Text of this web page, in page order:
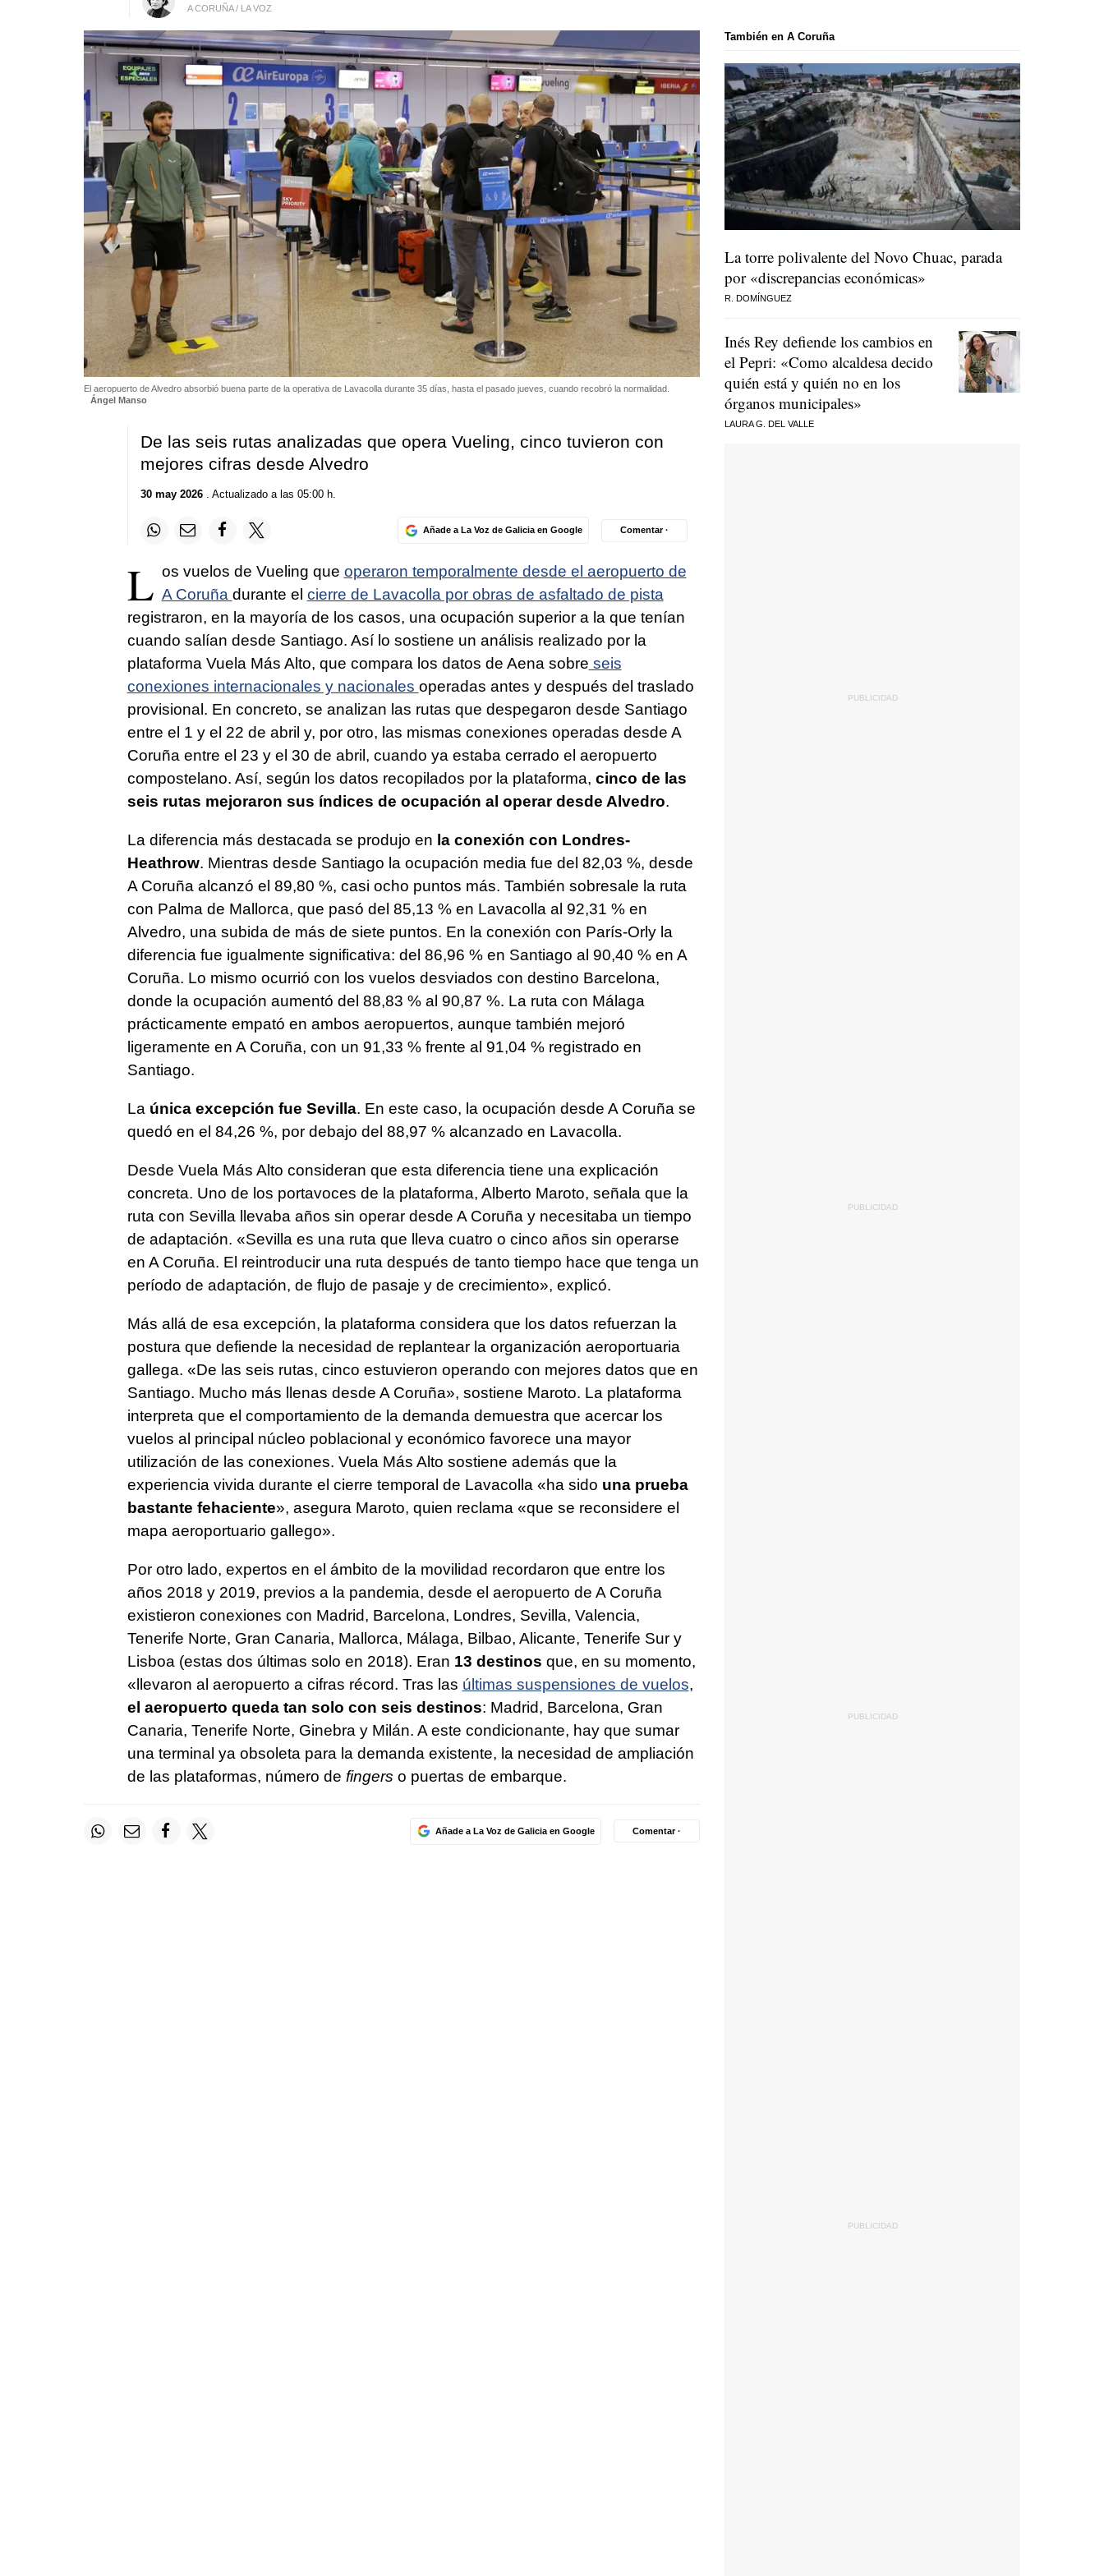
A CORUÑA / LA VOZ
El aeropuerto de Alvedro absorbió buena parte de la operativa de Lavacolla durante 35 días, hasta el pasado jueves, cuando recobró la normalidad.
Ángel Manso
De las seis rutas analizadas que opera Vueling, cinco tuvieron con
mejores cifras desde Alvedro
30 may 2026. Actualizado a las 05:00 h.
Añade a La Voz de Galicia en Google Comentar ·
L os vuelos de Vueling que operaron temporalmente desde el aeropuerto de
A Coruña durante el cierre de Lavacolla por obras de asfaltado de pista
registraron, en la mayoría de los casos, una ocupación superior a la que tenían
cuando salían desde Santiago. Así lo sostiene un análisis realizado por la
plataforma Vuela Más Alto, que compara los datos de Aena sobre seis
conexiones internacionales y nacionales operadas antes y después del traslado
provisional. En concreto, se analizan las rutas que despegaron desde Santiago
entre el 1 y el 22 de abril y, por otro, las mismas conexiones operadas desde A
Coruña entre el 23 y el 30 de abril, cuando ya estaba cerrado el aeropuerto
compostelano. Así, según los datos recopilados por la plataforma, cinco de las
seis rutas mejoraron sus índices de ocupación al operar desde Alvedro.
La diferencia más destacada se produjo en la conexión con Londres-
Heathrow. Mientras desde Santiago la ocupación media fue del 82,03 %, desde
A Coruña alcanzó el 89,80 %, casi ocho puntos más. También sobresale la ruta
con Palma de Mallorca, que pasó del 85,13 % en Lavacolla al 92,31 % en
Alvedro, una subida de más de siete puntos. En la conexión con París-Orly la
diferencia fue igualmente significativa: del 86,96 % en Santiago al 90,40 % en A
Coruña. Lo mismo ocurrió con los vuelos desviados con destino Barcelona,
donde la ocupación aumentó del 88,83 % al 90,87 %. La ruta con Málaga
prácticamente empató en ambos aeropuertos, aunque también mejoró
ligeramente en A Coruña, con un 91,33 % frente al 91,04 % registrado en
Santiago.
La única excepción fue Sevilla. En este caso, la ocupación desde A Coruña se
quedó en el 84,26 %, por debajo del 88,97 % alcanzado en Lavacolla.
Desde Vuela Más Alto consideran que esta diferencia tiene una explicación
concreta. Uno de los portavoces de la plataforma, Alberto Maroto, señala que la
ruta con Sevilla llevaba años sin operar desde A Coruña y necesitaba un tiempo
de adaptación. «Sevilla es una ruta que lleva cuatro o cinco años sin operarse
en A Coruña. El reintroducir una ruta después de tanto tiempo hace que tenga un
período de adaptación, de flujo de pasaje y de crecimiento», explicó.
Más allá de esa excepción, la plataforma considera que los datos refuerzan la
postura que defiende la necesidad de replantear la organización aeroportuaria
gallega. «De las seis rutas, cinco estuvieron operando con mejores datos que en
Santiago. Mucho más llenas desde A Coruña», sostiene Maroto. La plataforma
interpreta que el comportamiento de la demanda demuestra que acercar los
vuelos al principal núcleo poblacional y económico favorece una mayor
utilización de las conexiones. Vuela Más Alto sostiene además que la
experiencia vivida durante el cierre temporal de Lavacolla «ha sido una prueba
bastante fehaciente», asegura Maroto, quien reclama «que se reconsidere el
mapa aeroportuario gallego».
Por otro lado, expertos en el ámbito de la movilidad recordaron que entre los
años 2018 y 2019, previos a la pandemia, desde el aeropuerto de A Coruña
existieron conexiones con Madrid, Barcelona, Londres, Sevilla, Valencia,
Tenerife Norte, Gran Canaria, Mallorca, Málaga, Bilbao, Alicante, Tenerife Sur y
Lisboa (estas dos últimas solo en 2018). Eran 13 destinos que, en su momento,
«llevaron al aeropuerto a cifras récord. Tras las últimas suspensiones de vuelos,
el aeropuerto queda tan solo con seis destinos: Madrid, Barcelona, Gran
Canaria, Tenerife Norte, Ginebra y Milán. A este condicionante, hay que sumar
una terminal ya obsoleta para la demanda existente, la necesidad de ampliación
de las plataformas, número de fingers o puertas de embarque.
Añade a La Voz de Galicia en Google Comentar ·
También en A Coruña
La torre polivalente del Novo Chuac, parada
por «discrepancias económicas»
R. DOMÍNGUEZ
Inés Rey defiende los cambios en
el Pepri: «Como alcaldesa decido
quién está y quién no en los
órganos municipales»
LAURA G. DEL VALLE